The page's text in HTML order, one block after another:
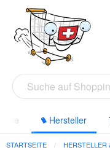
Hersteller
STARTSEITE HERSTELLER